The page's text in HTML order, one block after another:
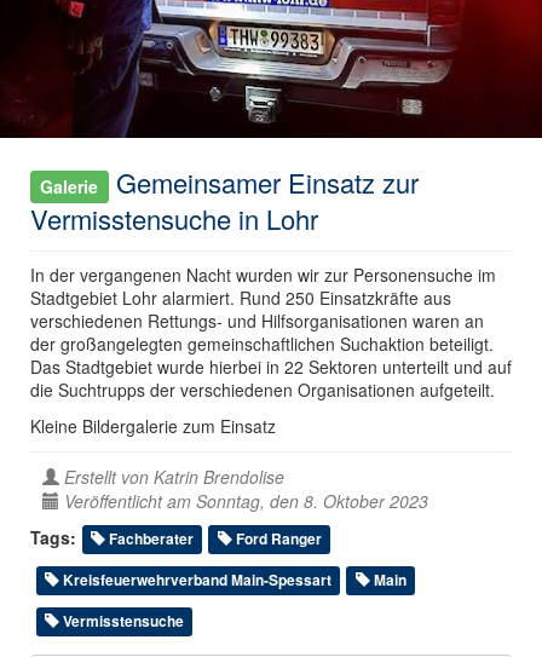
Galerie
Gemeinsamer Einsatz zur
Vermisstensuche in Lohr
In der vergangenen Nacht wurden wir zur Personensuche im
Stadtgebiet Lohr alarmiert. Rund 250 Einsatzkräfte aus
verschiedenen Rettungs- und Hilfsorganisationen waren an
der großangelegten gemeinschaftlichen Suchaktion beteiligt.
Das Stadtgebiet wurde hierbei in 22 Sektoren unterteilt und auf
die Suchtrupps der verschiedenen Organisationen aufgeteilt.
Kleine Bildergalerie zum Einsatz
Erstellt von Katrin Brendolise
Veröffentlicht am Sonntag, den 8. Oktober 2023
Tags:
Fachberater
Ford Ranger
Kreisfeuerwehrverband Main-Spessart
Main
Vermisstensuche